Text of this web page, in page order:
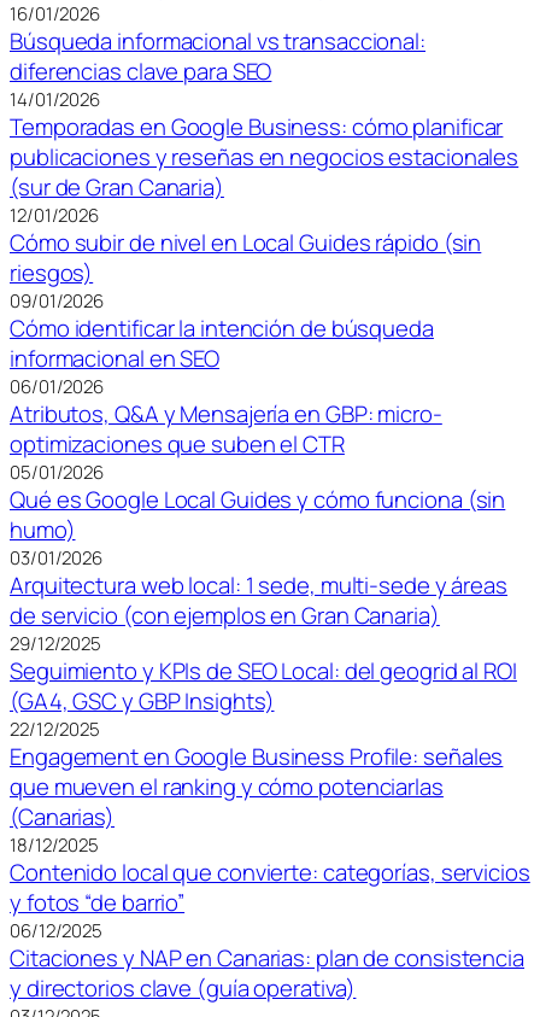
16/01/2026
Búsqueda informacional vs transaccional:
diferencias clave para SEO
14/01/2026
Temporadas en Google Business: cómo planificar
publicaciones y reseñas en negocios estacionales
(sur de Gran Canaria)
12/01/2026
Cómo subir de nivel en Local Guides rápido (sin
riesgos)
09/01/2026
Cómo identificar la intención de búsqueda
informacional en SEO
06/01/2026
Atributos, Q&A y Mensajería en GBP: micro-
optimizaciones que suben el CTR
05/01/2026
Qué es Google Local Guides y cómo funciona (sin
humo)
03/01/2026
Arquitectura web local: 1 sede, multi-sede y áreas
de servicio (con ejemplos en Gran Canaria)
29/12/2025
Seguimiento y KPIs de SEO Local: del geogrid al ROI
(GA4, GSC y GBP Insights)
22/12/2025
Engagement en Google Business Profile: señales
que mueven el ranking y cómo potenciarlas
(Canarias)
18/12/2025
Contenido local que convierte: categorías, servicios
y fotos “de barrio”
06/12/2025
Citaciones y NAP en Canarias: plan de consistencia
y directorios clave (guía operativa)